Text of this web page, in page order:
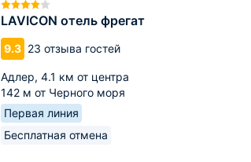
LAVICON отель фрегат
9.3 23 отзыва гостей
Адлер, 4.1 км от центра
142 м от Черного моря
Первая линия
Бесплатная отмена